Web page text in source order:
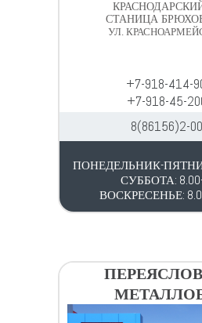
СТАНИЦА
УЛ.
+7-918-414-
+7-918-45-
8(86156)2-
ПОНЕДЕЛЬНИК-
СУББОТА:
ВОСКРЕСЕНЬЕ: